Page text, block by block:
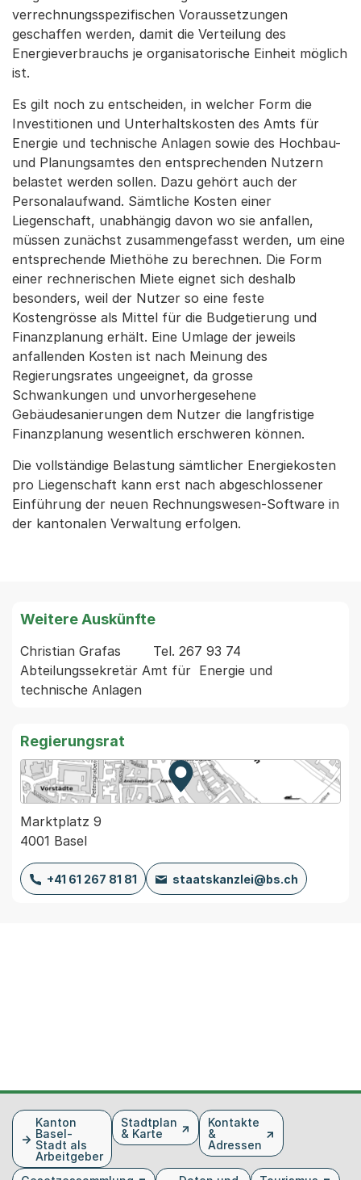
verrechnungsspezifischen Voraussetzungen
geschaffen werden, damit die Verteilung des
Energieverbrauchs je organisatorische Einheit möglich
ist.
Es gilt noch zu entscheiden, in welcher Form die
Investitionen und Unterhaltskosten des Amts für
Energie und technische Anlagen sowie des Hochbau-
und Planungsamtes den entsprechenden Nutzern
belastet werden sollen. Dazu gehört auch der
Personalaufwand. Sämtliche Kosten einer
Liegenschaft, unabhängig davon wo sie anfallen,
müssen zunächst zusammengefasst werden, um eine
entsprechende Miethöhe zu berechnen. Die Form
einer rechnerischen Miete eignet sich deshalb
besonders, weil der Nutzer so eine feste
Kostengrösse als Mittel für die Budgetierung und
Finanzplanung erhält. Eine Umlage der jeweils
anfallenden Kosten ist nach Meinung des
Regierungsrates ungeeignet, da grosse
Schwankungen und unvorhergesehene
Gebäudesanierungen dem Nutzer die langfristige
Finanzplanung wesentlich erschweren können.
Die vollständige Belastung sämtlicher Energiekosten
pro Liegenschaft kann erst nach abgeschlossener
Einführung der neuen Rechnungswesen-Software in
der kantonalen Verwaltung erfolgen.
Weitere Auskünfte
Christian Grafas        Tel. 267 93 74
Abteilungssekretär Amt für  Energie und
Regierungsrat
Zur Karte von MapBS.
Externer Link, wird in einem
Marktplatz 9
4001 Basel
+41 61 267 81 81 staatskanzlei@bs.ch
FusszeileKanton
Basel-
Stadt als
Arbeitgeber
Stadtplan
& Karte
Kontakte
&
Adressen